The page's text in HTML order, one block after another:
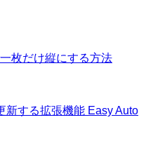
枚だけ縦にする方法
新する拡張機能 Easy Auto